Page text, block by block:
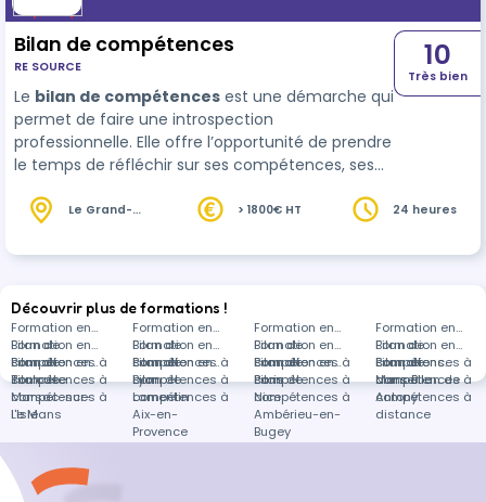
Bilan de compétences
RE SOURCE
Le bilan de compétences est une démarche qui
permet de faire une introspection
professionnelle. Elle offre l’opportunité de prendre
le temps de réfléchir sur ses compétences, ses
une orientation professionnelle qui c…
10
Très bien
Le Grand-
> 1800€ HT 24 heures
Découvrir plus de formations !
Formation en
Bilan de
compétences à
Toulouse
Formation en
Bilan de
compétences à
Lyon
Formation en
Bilan de
compétences à
Paris
Formation en
Bilan de
compétences à
Marseille
Formation en
Bilan de
compétences à
Marsac-sur-
l'Isle
Formation en
Bilan de
compétences à
Lamentin
Formation en
Bilan de
compétences à
Nice
Formation en
Bilan de
compétences à
Antony
Formation en
Bilan de
compétences à
Le Mans
Formation en
Bilan de
compétences à
Aix-en-
Provence
Formation en
Bilan de
compétences à
Ambérieu-en-
Bugey
Formations
dans Bilan de
compétences à
distance